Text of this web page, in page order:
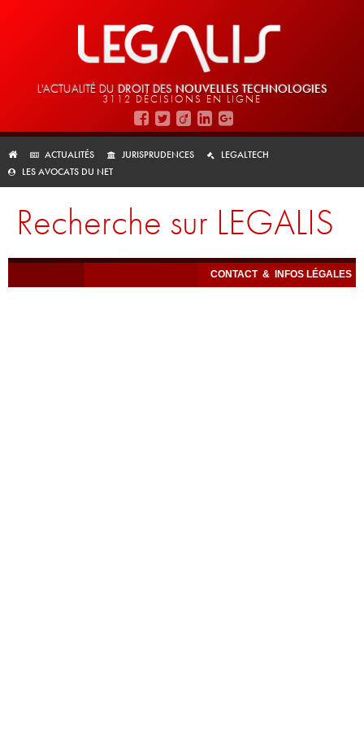
L'ACTUALITÉ DU DROIT DES NOUVELLES TECHNOLOGIES
3112 DÉCISIONS EN LIGNE
ACTUALITÉS JURISPRUDENCES
LEGALTECH
LES AVOCATS DU NET
Recherche sur LEGALIS
CONTACT & INFOS LÉGALES